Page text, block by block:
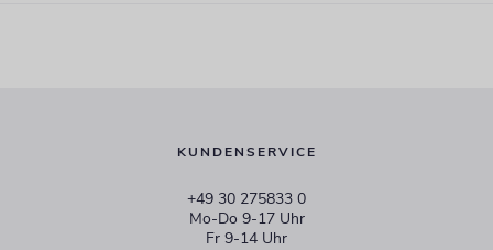
KUNDENSERVICE
+49 30 275833 0
Mo-Do 9-17 Uhr
Fr 9-14 Uhr